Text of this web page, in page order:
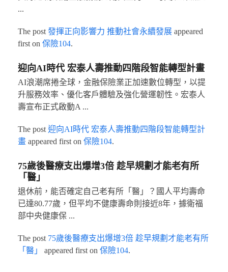
...
The post 發揮正向影響力 推動社會永續發展appeared
first on 保險104.
迎向AI時代 宏泰人壽推動四階段智能轉型計畫
AI浪潮席捲全球，金融保險業正加速數位轉型，以提
升服務效率、優化客戶體驗及強化營運韌性。宏泰人
壽宣布正式啟動A ...
The post 迎向AI時代 宏泰人壽推動四階段智能轉型計
畫appeared first on 保險104.
75歲後醫療支出爆增3倍 趁早規劃才能老有所
「醫」
退休前，能否確定自己老有所「醫」？國人平均壽命
已達80.77歲，但平均不健康壽命則接近8年，據衛福
部中央健康保 ...
The post 75歲後醫療支出爆增3倍 趁早規劃才能老有所
「醫」
appeared first on 保險104.